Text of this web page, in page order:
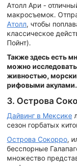
Атолл Ари -
макросъемок.
Атолл, чтобы
классическое
Пойнт).
Также здесь есть
можно
живностью,
рифовыми акулами.
3. Острова
Дайвинг в Мексике
сезон горбатых
Острова Сокорро,
бесспорные
множество